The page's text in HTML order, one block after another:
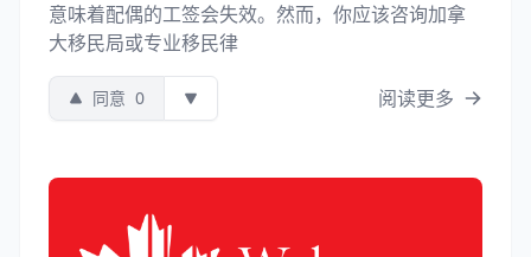
意味着配偶的工签会失效。然而，你应该咨询加拿
大移民局或专业移民律
同意 0 阅读更多